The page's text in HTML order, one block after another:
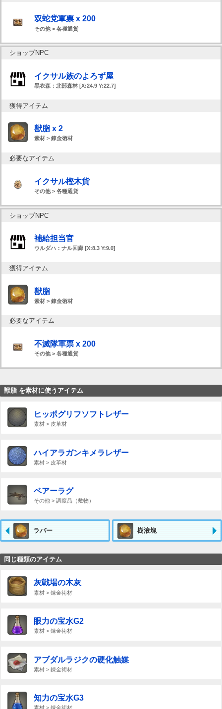
双蛇党軍票 x 200
その他 > 各種通貨
ショップNPC
イクサル族のよろず屋
黒衣森：北部森林 [X:24.9 Y:22.7]
獲得アイテム
獣脂 x 2
素材 > 錬金術材
必要なアイテム
イクサル樫木貨
その他 > 各種通貨
ショップNPC
補給担当官
ウルダハ：ナル回廊 [X:8.3 Y:9.0]
獲得アイテム
獣脂
素材 > 錬金術材
必要なアイテム
不滅隊軍票 x 200
その他 > 各種通貨
獣脂 を素材に使うアイテム
ヒッポグリフソフトレザー
素材 > 皮革材
ハイアラガンキメラレザー
素材 > 皮革材
ベアーラグ
その他 > 調度品（敷物）
ラバー 樹液塊
同じ種類のアイテム
灰戦場の木灰
素材 > 錬金術材
眼力の宝水G2
素材 > 錬金術材
アブダルラジクの硬化触媒
素材 > 錬金術材
知力の宝水G3
素材 > 錬金術材